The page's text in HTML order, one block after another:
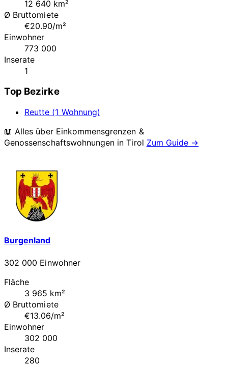
12 640 km²
Ø Bruttomiete
€20.90/m²
Einwohner
773 000
Inserate
1
Top Bezirke
Reutte (1 Wohnung)
📖 Alles über Einkommensgrenzen &
Genossenschaftswohnungen inTirol Zum Guide →
Burgenland
302 000 Einwohner
Fläche
3 965 km²
Ø Bruttomiete
€13.06/m²
Einwohner
302 000
Inserate
280